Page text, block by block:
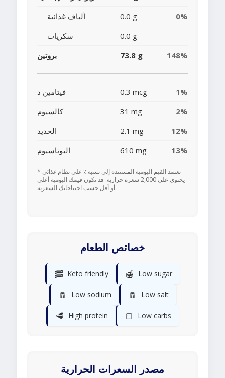
ألياف غذائية
0.0 g
0%
سكريات
0.0 g
بروتين
73.8 g 148%
فيتامين د 0.3 mcg
1%
كالسيوم
31 mg
2%
الحديد
2.1 mg
12%
البوتاسيوم
610 mg 13%
* تعتمد القيم اليومية المستندة إلى نسبة ٪ على نظام غذائي
يحتوي على 2,000 سعرة حرارية. قد تكون قيمك اليومية أعلى
أو أقل حسب احتياجاتك السعرية.
خصائص الطعام
🥓 Keto friendly 🍯 Low sugar
🧂 Low sodium 🧂 Low salt
🥩 High protein 🍞 Low carbs
مصدر السعرات الحرارية